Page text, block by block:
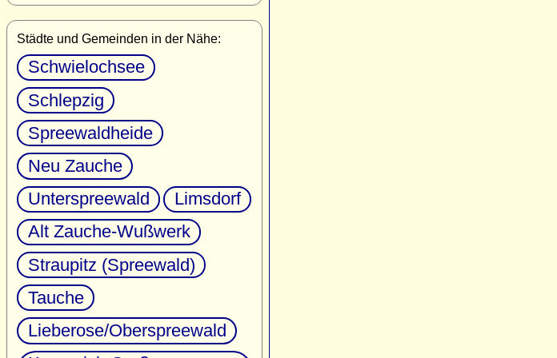
Städte und Gemeinden in der Nähe:
Schwielochsee
Schlepzig
Spreewaldheide
Neu Zauche
Unterspreewald
Limsdorf
Alt Zauche-Wußwerk
Straupitz (Spreewald)
Tauche
Lieberose/Oberspreewald